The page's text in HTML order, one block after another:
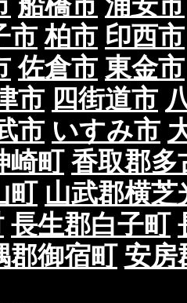
市 柏市 印西市
佐倉市 東金市
市 四街道市
市 いすみ市
崎町 香取郡多
町 山武郡横芝
長生郡白子町
郡御宿町 安房